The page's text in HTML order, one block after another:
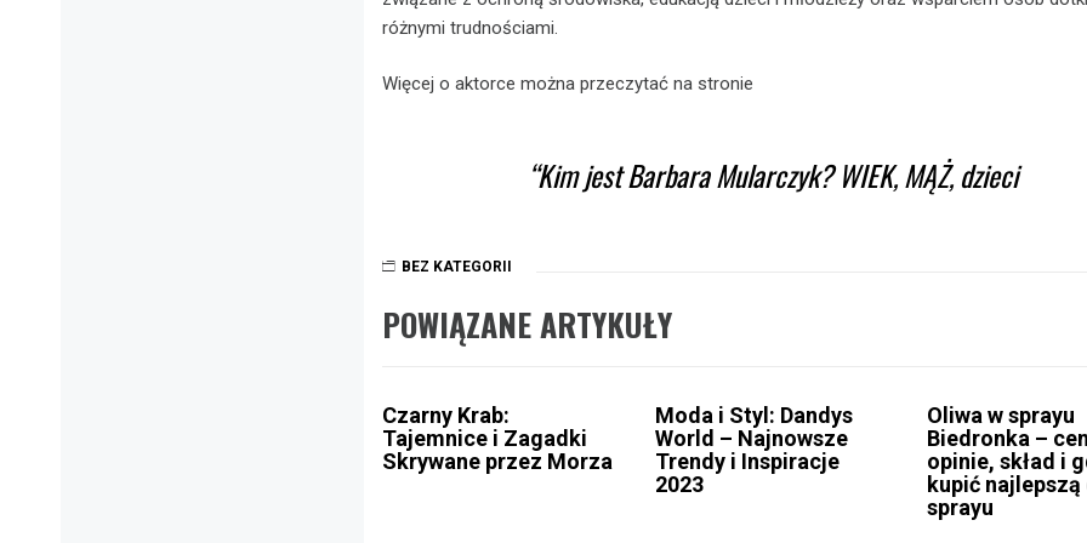
różnymi trudnościami.
Więcej o aktorce można przeczytać na stronie
Kim jest Barbara Mularczyk? WIEK, MĄŻ, dzieci
BEZ KATEGORII
POWIĄZANE ARTYKUŁY
Czarny Krab:
Tajemnice i Zagadki
Skrywane przez Morza
Moda i Styl: Dandys
World – Najnowsze
Trendy i Inspiracje
2023
Oliwa w sprayu
Biedronka –
opinie, skład i
kupić
sprayu